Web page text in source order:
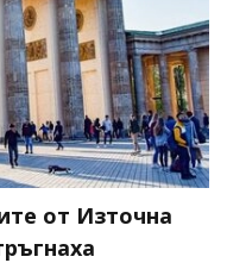
от Източна